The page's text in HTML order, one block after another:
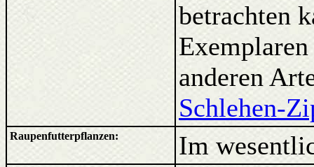
betrachten
anderen
Schlehen-
Raupenfutterpflanzen: Im